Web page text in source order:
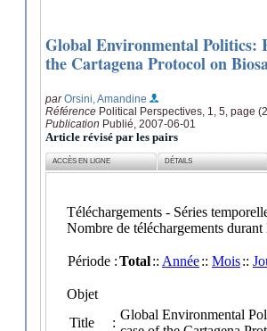
Global Environmental Politics:
the Cartagena Protocol on
parOrsini, Amandine
Référence Political Perspectives, 1, 5, page
Publication Publié, 2007-06-01
Article révisé par les pairs
ACCÈS EN LIGNE DÉTAILS